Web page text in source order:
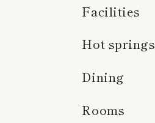
Facilities
Hot springs
Dining
Rooms